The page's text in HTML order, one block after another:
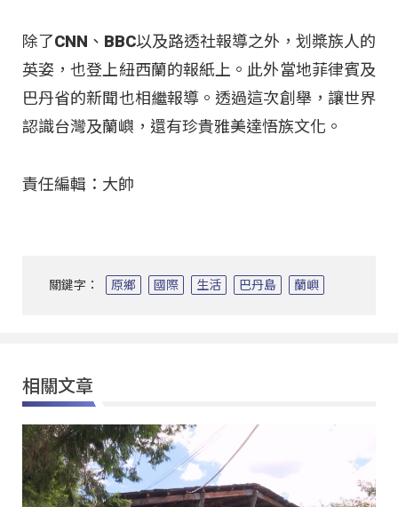
除了CNN、BBC以及路透社報導之外，划槳族人的
英姿，也登上紐西蘭的報紙上。此外當地菲律賓及
巴丹省的新聞也相繼報導。透過這次創舉，讓世界
認識台灣及蘭嶼，還有珍貴雅美達悟族文化。
責任編輯：大帥
關鍵字： 原鄉 國際 生活 巴丹島 蘭嶼
相關文章